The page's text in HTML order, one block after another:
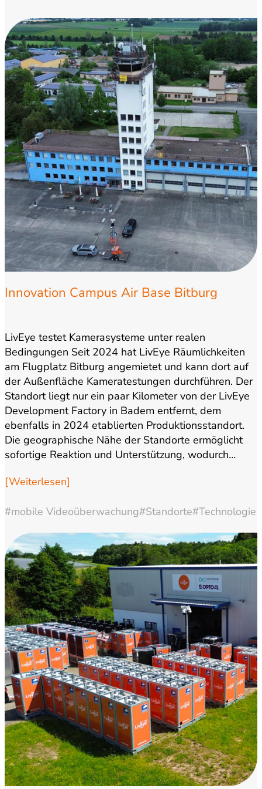
Innovation Campus Air Base Bitburg
LivEye testet Kamerasysteme unter realen
Bedingungen Seit 2024 hat LivEye Räumlichkeiten
am Flugplatz Bitburg angemietet und kann dort auf
der Außenfläche Kameratestungen durchführen. Der
Standort liegt nur ein paar Kilometer von der LivEye
Development Factory in Badem entfernt, dem
ebenfalls in 2024 etablierten Produktionsstandort.
Die geographische Nähe der Standorte ermöglicht
sofortige Reaktion und Unterstützung, wodurch…
[Weiterlesen]
#mobile Videoüberwachung#Standorte#Technologie